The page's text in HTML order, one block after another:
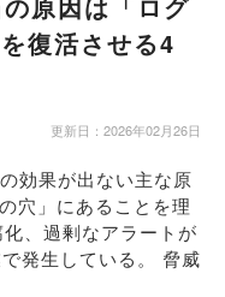
復活させる4
更新日：2026年02月26日
効果が出ない主な原
穴」にあることを理
、過剰なアラートが
発生している。 脅威